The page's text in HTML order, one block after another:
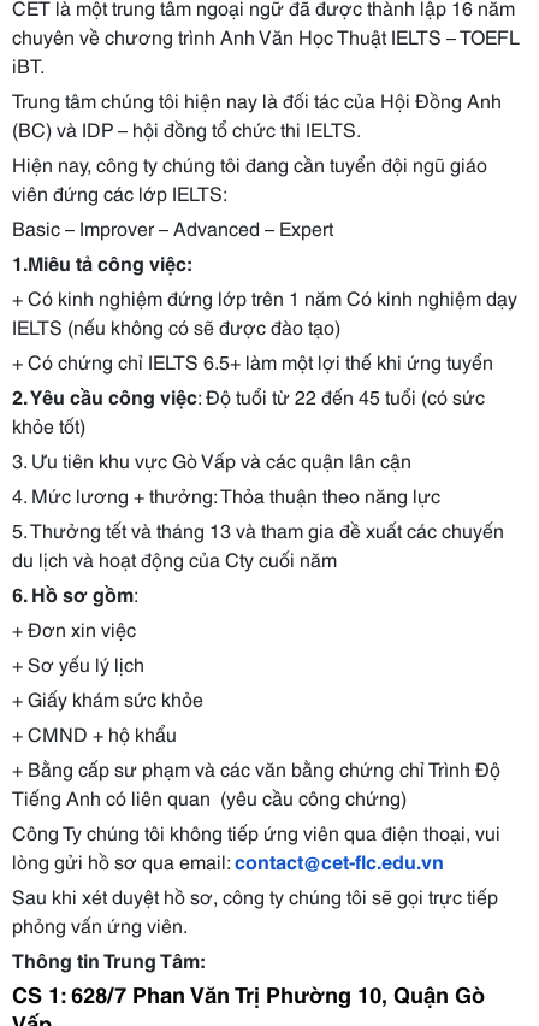
CET là một trung tâm ngoại ngữ đã được thành lập 16 năm
chuyên về chương trình Anh Văn Học Thuật IELTS – TOEFL
iBT.
Trung tâm chúng tôi hiện nay là đối tác của Hội Đồng Anh
(BC) và IDP – hội đồng tổ chức thi IELTS.
Hiện nay, công ty chúng tôi đang cần tuyển đội ngũ giáo
viên đứng các lớp IELTS:
Basic – Improver – Advanced – Expert
1.Miêu tả công việc:
+ Có kinh nghiệm đứng lớp trên 1 năm Có kinh nghiệm dạy
IELTS (nếu không có sẽ được đào tạo)
+ Có chứng chỉ IELTS 6.5+ làm một lợi thế khi ứng tuyển
2. Yêu cầu công việc: Độ tuổi từ 22 đến 45 tuổi (có sức
khỏe tốt)
3. Ưu tiên khu vực Gò Vấp và các quận lân cận
4. Mức lương + thưởng: Thỏa thuận theo năng lực
5. Thưởng tết và tháng 13 và tham gia đề xuất các chuyến
du lịch và hoạt động của Cty cuối năm
6. Hồ sơ gồm:
+ Đơn xin việc
+ Sơ yếu lý lịch
+ Giấy khám sức khỏe
+ CMND + hộ khẩu
+ Bằng cấp sư phạm và các văn bằng chứng chỉ Trình Độ
Tiếng Anh có liên quan (yêu cầu công chứng)
Công Ty chúng tôi không tiếp ứng viên qua điện thoại, vui
lòng gửi hồ sơ qua email:contact@cet-flc.edu.vn
Sau khi xét duyệt hồ sơ, công ty chúng tôi sẽ gọi trực tiếp
phỏng vấn ứng viên.
Thông tin Trung Tâm:
CS 1: 628/7 Phan Văn Trị Phường 10, Quận Gò